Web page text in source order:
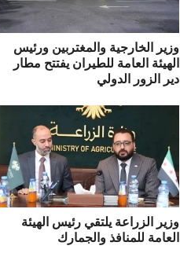
وزير الخارجية والمغتربين ورئيس
الهيئة العامة للطيران يفتتح مطار
دير الزور الدولي
وزير الزراعة يلتقي رئيس الهيئة
العامة للمنافذ والجمارك